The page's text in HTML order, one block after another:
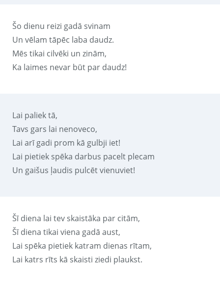
Šo dienu reizi gadā svinam
Un vēlam tāpēc laba daudz.
Mēs tikai cilvēki un zinām,
Ka laimes nevar būt par daudz!
Lai paliek tā,
Tavs gars lai nenoveco,
Lai arī gadi prom kā gulbji iet!
Lai pietiek spēka darbus pacelt plecam
Un gaišus ļaudis pulcēt vienuviet!
Šī diena lai tev skaistāka par citām,
Šī diena tikai viena gadā aust,
Lai spēka pietiek katram dienas rītam,
Lai katrs rīts kā skaisti ziedi plaukst.